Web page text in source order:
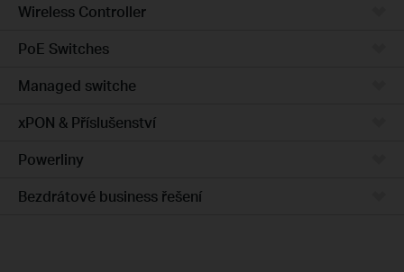
Wireless Controller
PoE Switches
Managed switche
xPON & Příslušenství
Powerliny
Bezdrátové business řešení